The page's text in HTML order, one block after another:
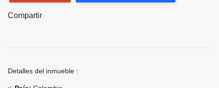
Compartir
Detalles del inmueble :